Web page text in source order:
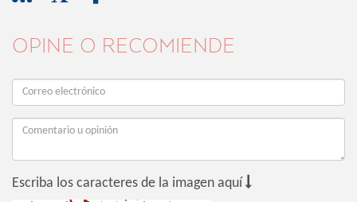
OPINE O RECOMIENDE
Escriba los caracteres de la imagen aquí 